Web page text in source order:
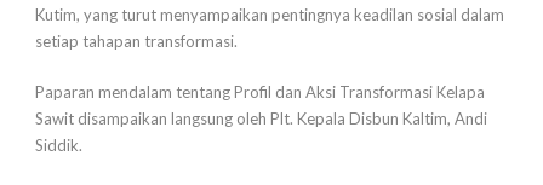
Kutim, yang turut menyampaikan pentingnya keadilan sosial dalam
setiap tahapan transformasi.
Paparan mendalam tentang Profil dan Aksi Transformasi Kelapa
Sawit disampaikan langsung oleh Plt. Kepala Disbun Kaltim, Andi
Siddik.